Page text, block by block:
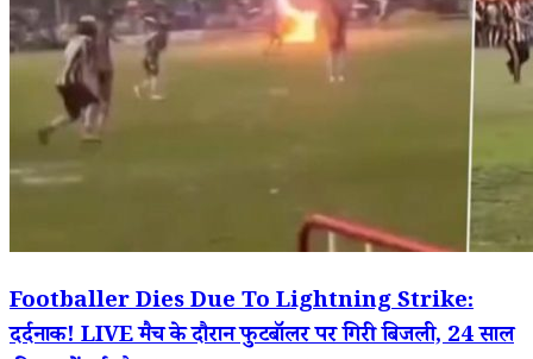
Footballer Dies Due To Lightning Strike:
दर्दनाक! LIVE मैच के दौरान फुटबॉलर पर गिरी बिजली, 24 साल